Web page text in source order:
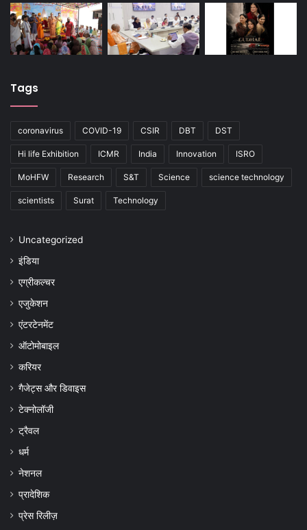
Tags
coronavirus COVID-19 CSIR DBT DST
Hi life Exhibition ICMR India Innovation ISRO
MoHFW Research S&T Science science technology
scientists Surat Technology
Uncategorized
इंडिया
एग्रीकल्चर
एजुकेशन
एंटरटेनमेंट
ऑटोमोबाइल
करियर
गैजेट्स और डिवाइस
टेक्नोलॉजी
ट्रैवल
धर्म
नेशनल
प्रादेशिक
प्रेस रिलीज़